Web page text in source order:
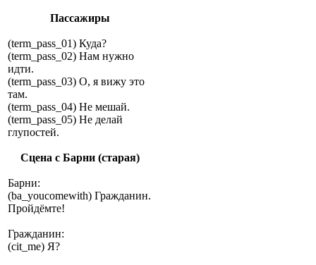
Пассажиры
(term_pass_01) Куда?
(term_pass_02) Нам нужно
идти.
(term_pass_03) О, я вижу это
там.
(term_pass_04) Не мешай.
(term_pass_05) Не делай
глупостей.
Сцена с Барни (старая)
Барни:
(ba_youcomewith) Гражданин.
Пройдёмте!
Гражданин:
(cit_me) Я?